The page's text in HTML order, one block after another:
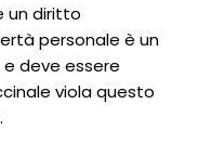
un diritto
personale è un
deve essere
viola questo